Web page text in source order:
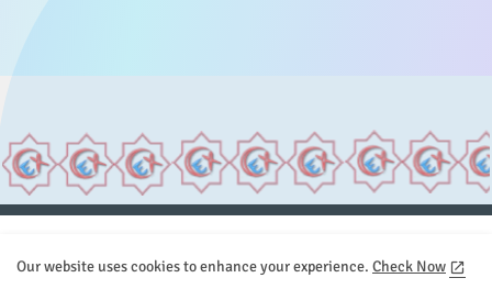
Sitemap
İletişim
Our website uses cookies to enhance your experience. Check Now